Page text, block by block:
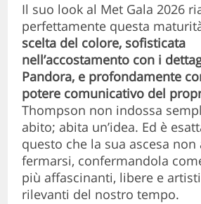
Il suo look al Met Gala 2026
perfettamente questa
scelta del colore, sofisticata
nell’accostamento con i
Pandora, e profondamente
potere comunicativo del
Thompson non indossa
abito; abita un’idea. Ed è
questo che la sua ascesa non
fermarsi, confermandola
più affascinanti, libere e
rilevanti del nostro tempo.